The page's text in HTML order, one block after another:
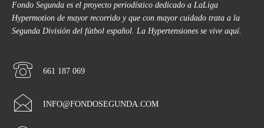
Fondo Segunda es el proyecto periodístico dedicado a LaLiga
Hypermotion de mayor recorrido y que con mayor cuidado trata a la
Segunda División del fútbol español. La Hypertensiones se vive aquí.
661 187 069
INFO@FONDOSEGUNDA.COM